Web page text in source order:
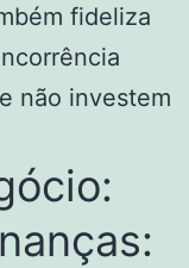
fideliza
não investem